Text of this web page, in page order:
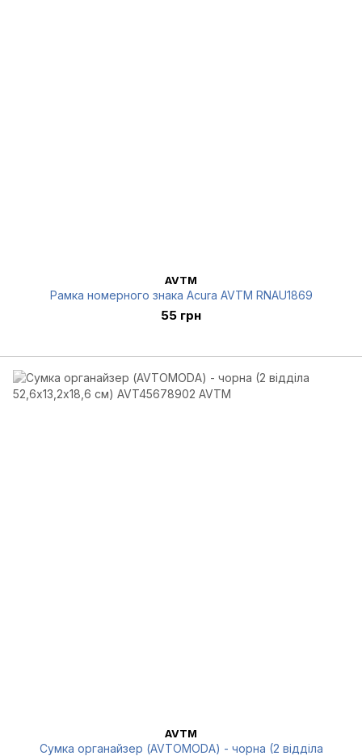
AVTM
Рамка номерного знака Acura AVTM RNAU1869
55 грн
AVTM
Сумка органайзер (AVTOMODA) - чорна (2 відділа